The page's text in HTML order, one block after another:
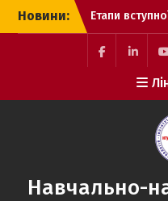
Перейти
Новини:
Етапи
до
Вітаємо Вас,
Студент ННІ
Виконання
зарахування
Facebook
Навчально-